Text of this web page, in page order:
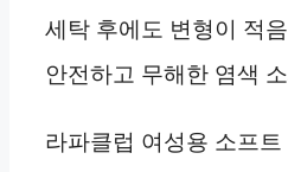
세탁 후에도 변형이 적음
안전하고 무해한 염색
라파클럽 여성용 소프